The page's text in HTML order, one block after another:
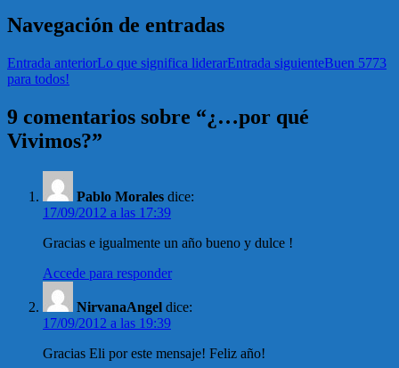
Navegación de entradas
Entrada anteriorLo que significa liderarEntrada siguienteBuen 5773
para todos!
9 comentarios sobre “¿…por qué
Vivimos?”
Pablo Morales dice:
17/09/2012 a las 17:39
Gracias e igualmente un año bueno y dulce !
Accede para responder
NirvanaAngel dice:
17/09/2012 a las 19:39
Gracias Eli por este mensaje! Feliz año!